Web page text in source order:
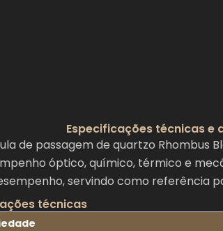
Especificações técnicas e
de passagem de quartzo Rhombus
óptico, químico, térmico e
servindo como referência
técnicas